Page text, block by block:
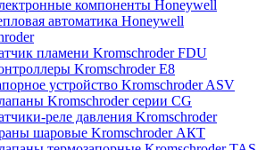
компоненты Honeywell
автоматика Honeywell
пламени Kromschroder FDU
Kromschroder E8
устройство Kromschroder ASV
Kromschroder серии CG
реле давления Kromschroder
шаровые Kromschroder АКТ